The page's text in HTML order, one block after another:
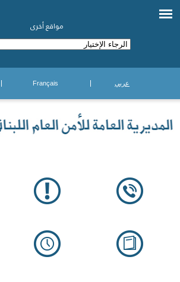
مواقع أخرى
عربي Français